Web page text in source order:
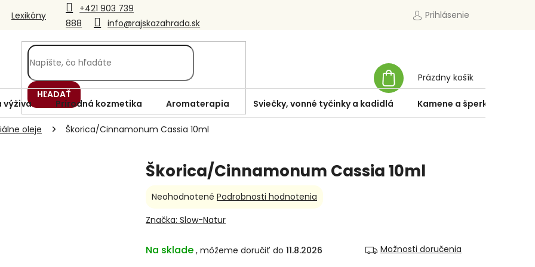
+421 903 739
888
info@rajskazahrada.sk
Lexikóny Prihlásenie
HĽADAŤ
KOŠÍK
Prázdny košík
výživa Prírodná kozmetika Aromaterapia Sviečky, vonné tyčinky a kadidlá Kamene a šperky
oleje Škorica/Cinnamonum Cassia 10ml
Škorica/Cinnamonum Cassia 10ml
Na sklade 11.8.2026 Možnosti doručenia
Priemerné
produktu
z
Neohodnotené Podrobnosti hodnotenia
Značka: Slow-Natur